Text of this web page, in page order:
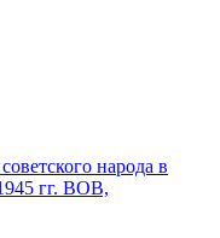
народа в
гг. ВОВ,